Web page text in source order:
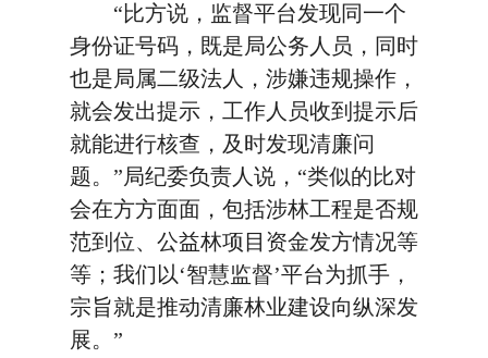
“比方说，监督平台发现同一个
身份证号码，既是局公务人员，同时
也是局属二级法人，涉嫌违规操作，
就会发出提示，工作人员收到提示后
就能进行核查，及时发现清廉问
题。”局纪委负责人说，“类似的比对
会在方方面面，包括涉林工程是否规
范到位、公益林项目资金发方情况等
等；我们以‘智慧监督’平台为抓手，
宗旨就是推动清廉林业建设向纵深发
展。”